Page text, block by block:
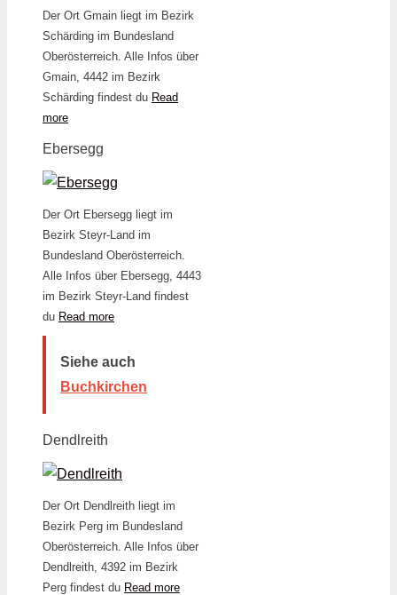
Der Ort Gmain liegt im Bezirk
Schärding im Bundesland
Oberösterreich. Alle Infos über
Gmain, 4442 im Bezirk
Schärding findest du Read
more
Ebersegg
Der Ort Ebersegg liegt im
Bezirk Steyr-Land im
Bundesland Oberösterreich.
Alle Infos über Ebersegg, 4443
im Bezirk Steyr-Land findest
du Read more
Siehe auch
Buchkirchen
Dendlreith
Der Ort Dendlreith liegt im
Bezirk Perg im Bundesland
Oberösterreich. Alle Infos über
Dendlreith, 4392 im Bezirk
Perg findest du Read more